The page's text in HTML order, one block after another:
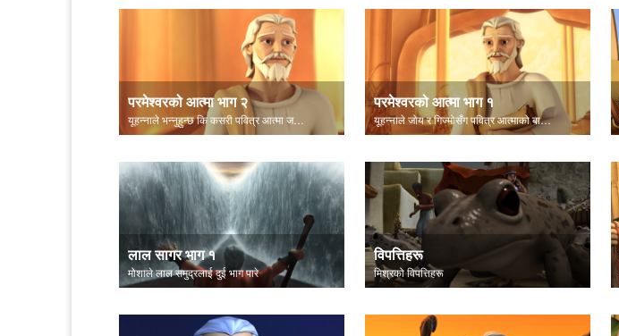
परमेश्वरको आत्मा भाग २
यूहन्नाले भन्नुहुन्छ कि कसरी पवित्र आत्मा जताततै हुनुहुन्छ, मार्गदर्शन र सल्लाह
परमेश्वरको आत्मा भाग १
यूहन्नाले जोय र गिज्मोसँग पवित्र आत्माको बारेमा कुरा गर्छन्।
लाल सागर भाग १
मोशाले लाल समुद्रलाई दुई भाग पारे
विपत्तिहरू
मिश्रको विपत्तिहरू